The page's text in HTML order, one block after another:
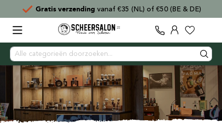
Gratis verzending vanaf €35 (NL) of €50 (BE & DE)